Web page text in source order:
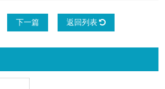
下一篇 返回列表